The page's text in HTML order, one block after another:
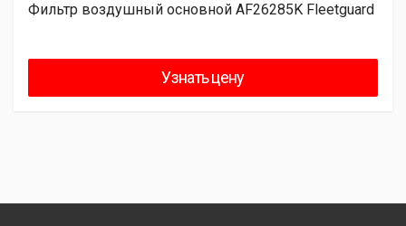
Фильтр воздушный основной AF26285K Fleetguard
Узнать цену